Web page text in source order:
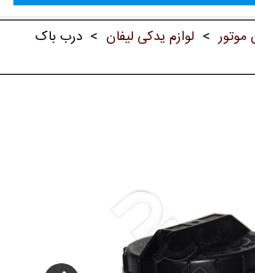
> لوازم یدکی لیفان > درب باک